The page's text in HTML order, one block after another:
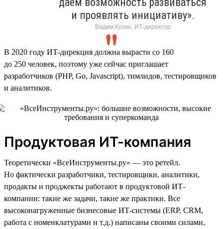
и проявлять инициативу».
Вадим Кузин, ИТ-директор
В 2020 году ИТ-дирекция должна вырасти со 160
до 250 человек, поэтому уже сейчас приглашает
разработчиков (PHP, Go, Javascript), тимлидов, тестировщиков
и аналитиков.
Продуктовая ИТ-компания
Теоретически «ВсеИнструменты.ру» — это ретейл.
Но фактически разработчики, тестировщики, аналитики,
продакты и проджекты работают в продуктовой ИТ-
компании: такие же задачи, такие же практики. Все
высоконагруженные бизнесовые ИТ-системы (ERP, CRM,
работа с номенклатурами и т.д.) написаны своими силами,